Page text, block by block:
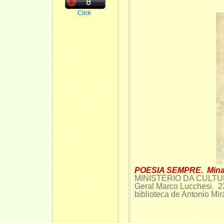
Click
POESIA SEMPRE.
MINISTÉRIO DA
Geral Marco
biblioteca de Antonio